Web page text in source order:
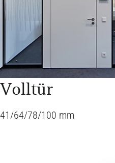
Volltür
41/64/78/100 mm